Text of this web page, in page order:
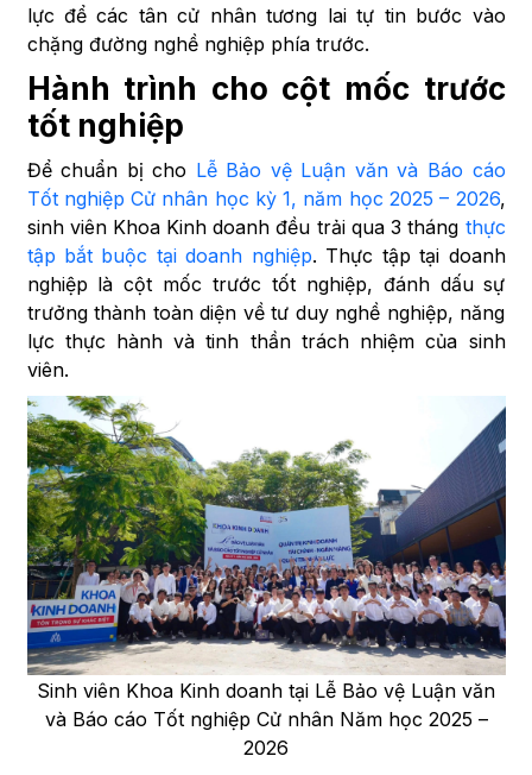
lực để các tân cử nhân tương lai tự tin bước vào
chặng đường nghề nghiệp phía trước.
Hành trình cho cột mốc trước
tốt nghiệp
Để chuẩn bị cho Lễ Bảo vệ Luận văn và Báo cáo
Tốt nghiệp Cử nhân học kỳ 1, năm học 2025 – 2026,
sinh viên Khoa Kinh doanh đều trải qua 3 tháng thực
tập bắt buộc tại doanh nghiệp. Thực tập tại doanh
nghiệp là cột mốc trước tốt nghiệp, đánh dấu sự
trưởng thành toàn diện về tư duy nghề nghiệp, năng
lực thực hành và tinh thần trách nhiệm của sinh
viên.
Sinh viên Khoa Kinh doanh tại Lễ Bảo vệ Luận văn
và Báo cáo Tốt nghiệp Cử nhân Năm học 2025 –
2026